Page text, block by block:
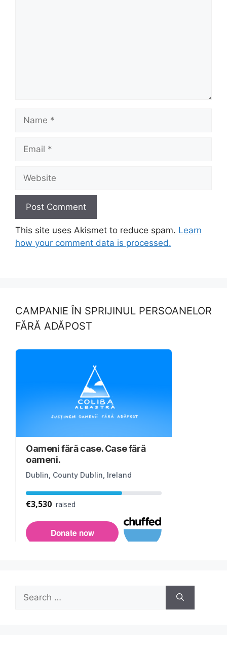
Name
Email
Website
This site uses Akismet to reduce spam. Learn
how your comment data is processed.
CAMPANIE ÎN SPRIJINUL PERSOANELOR
FĂRĂ ADĂPOST
for: